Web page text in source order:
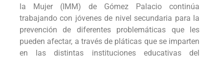
la Mujer (IMM) de Gómez Palacio continúa
trabajando con jóvenes de nivel secundaria para la
prevención de diferentes problemáticas que les
pueden afectar, a través de pláticas que se imparten
en las distintas instituciones educativas del